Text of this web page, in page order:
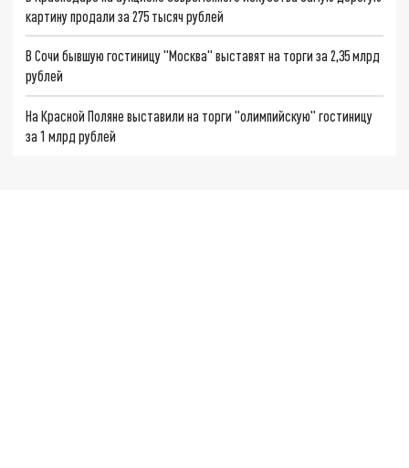
картину продали за 275 тысяч рублей
В Сочи бывшую гостиницу "Москва" выставят на торги за 2,35 млрд
рублей
На Красной Поляне выставили на торги "олимпийскую" гостиницу
за 1 млрд рублей